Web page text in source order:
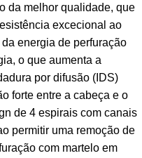
da melhor qualidade, que
excecional ao
energia de perfuração
o que aumenta a
por difusão (IDS)
forte entre a cabeça e o
de 4 espirais com canais
permitir uma remoção de
com martelo em